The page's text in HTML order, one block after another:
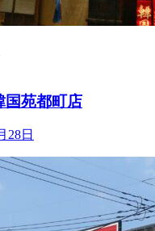
国苑都町店
28日